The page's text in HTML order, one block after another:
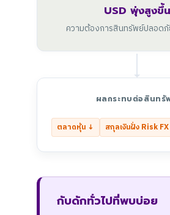
USD พุ่งสูงขึ้น
ความต้องการสินทรัพย์ปลอด
ผลกระทบต่อสินทรั
ตลาดหุ้น ↓ สกุลเงินฝั่ง Risk
กับดักทั่วไปที่พบบ่อย